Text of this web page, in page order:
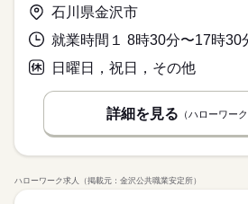
石川県金沢市
就業時間１ 8時30分〜17時30
日曜日，祝日，その他
詳細を見る （ハローワー
ハローワーク求人（掲載元：金沢公共職業安定所）